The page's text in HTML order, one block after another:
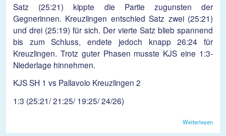
Satz (25:21) kippte die Partie zugunsten der
Gegnerinnen. Kreuzlingen entschied Satz zwei (25:21)
und drei (25:19) für sich. Der vierte Satz blieb spannend
bis zum Schluss, endete jedoch knapp 26:24 für
Kreuzlingen. Trotz guter Phasen musste KJS eine 1:3-
Niederlage hinnehmen.
KJS SH 1 vs Pallavolo Kreuzlingen 2
1:3 (25:21/ 21:25/ 19:25/ 24/26)
Weiterlesen